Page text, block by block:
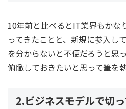
10年前と比べるとIT業界もかな
ってきたことと、新規に参入し
を分からないと不便だろうと思
俯瞰しておきたいと思って筆を
2.ビジネスモデルで切